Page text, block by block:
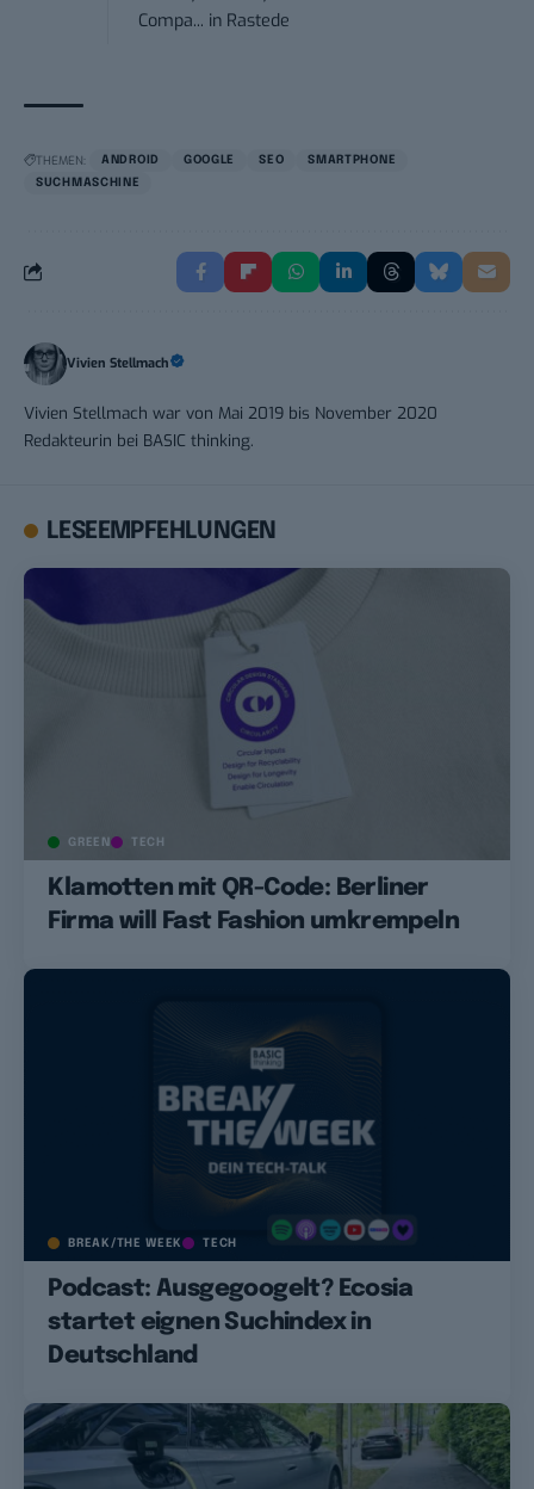
Compa... in Rastede
THEMEN: ANDROID GOOGLE SEO
SMARTPHONE
SUCHMASCHINE
Vivien Stellmach
Vivien Stellmach war von Mai 2019 bis November 2020
Redakteurin bei BASIC thinking.
LESEEMPFEHLUNGEN
GREEN TECH
Klamotten mit QR-Code: Berliner
Firma will Fast Fashion umkrempeln
BREAK/THE WEEK TECH
Podcast: Ausgegoogelt? Ecosia
startet eignen Suchindex in
Deutschland